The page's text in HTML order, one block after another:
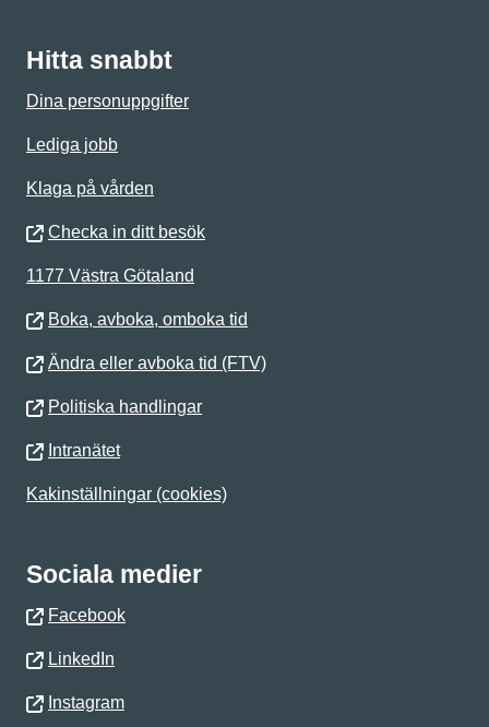
Hitta snabbt
Dina personuppgifter
Lediga jobb
Klaga på vården
Checka in ditt besök
1177 Västra Götaland
Boka, avboka, omboka tid
Ändra eller avboka tid (FTV)
Politiska handlingar
Intranätet
Kakinställningar (cookies)
Sociala medier
Facebook
LinkedIn
Instagram